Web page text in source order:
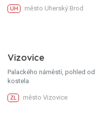
UH město Uherský Brod
Vizovice
Palackého náměstí, pohled od
kostela
ZL město Vizovice